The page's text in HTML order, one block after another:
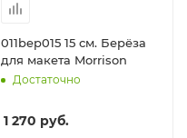
011bep015 15 см. Берёза
для макета Morrison
Достаточно
1 270 руб.